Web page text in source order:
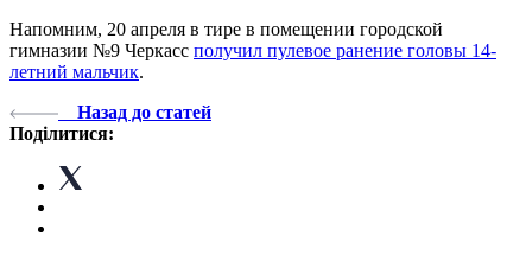
Напомним, 20 апреля в тире в помещении городской
гимназии №9 Черкасс получил пулевое ранение головы 14-
летний мальчик.
Назад до статей
Поділитися: